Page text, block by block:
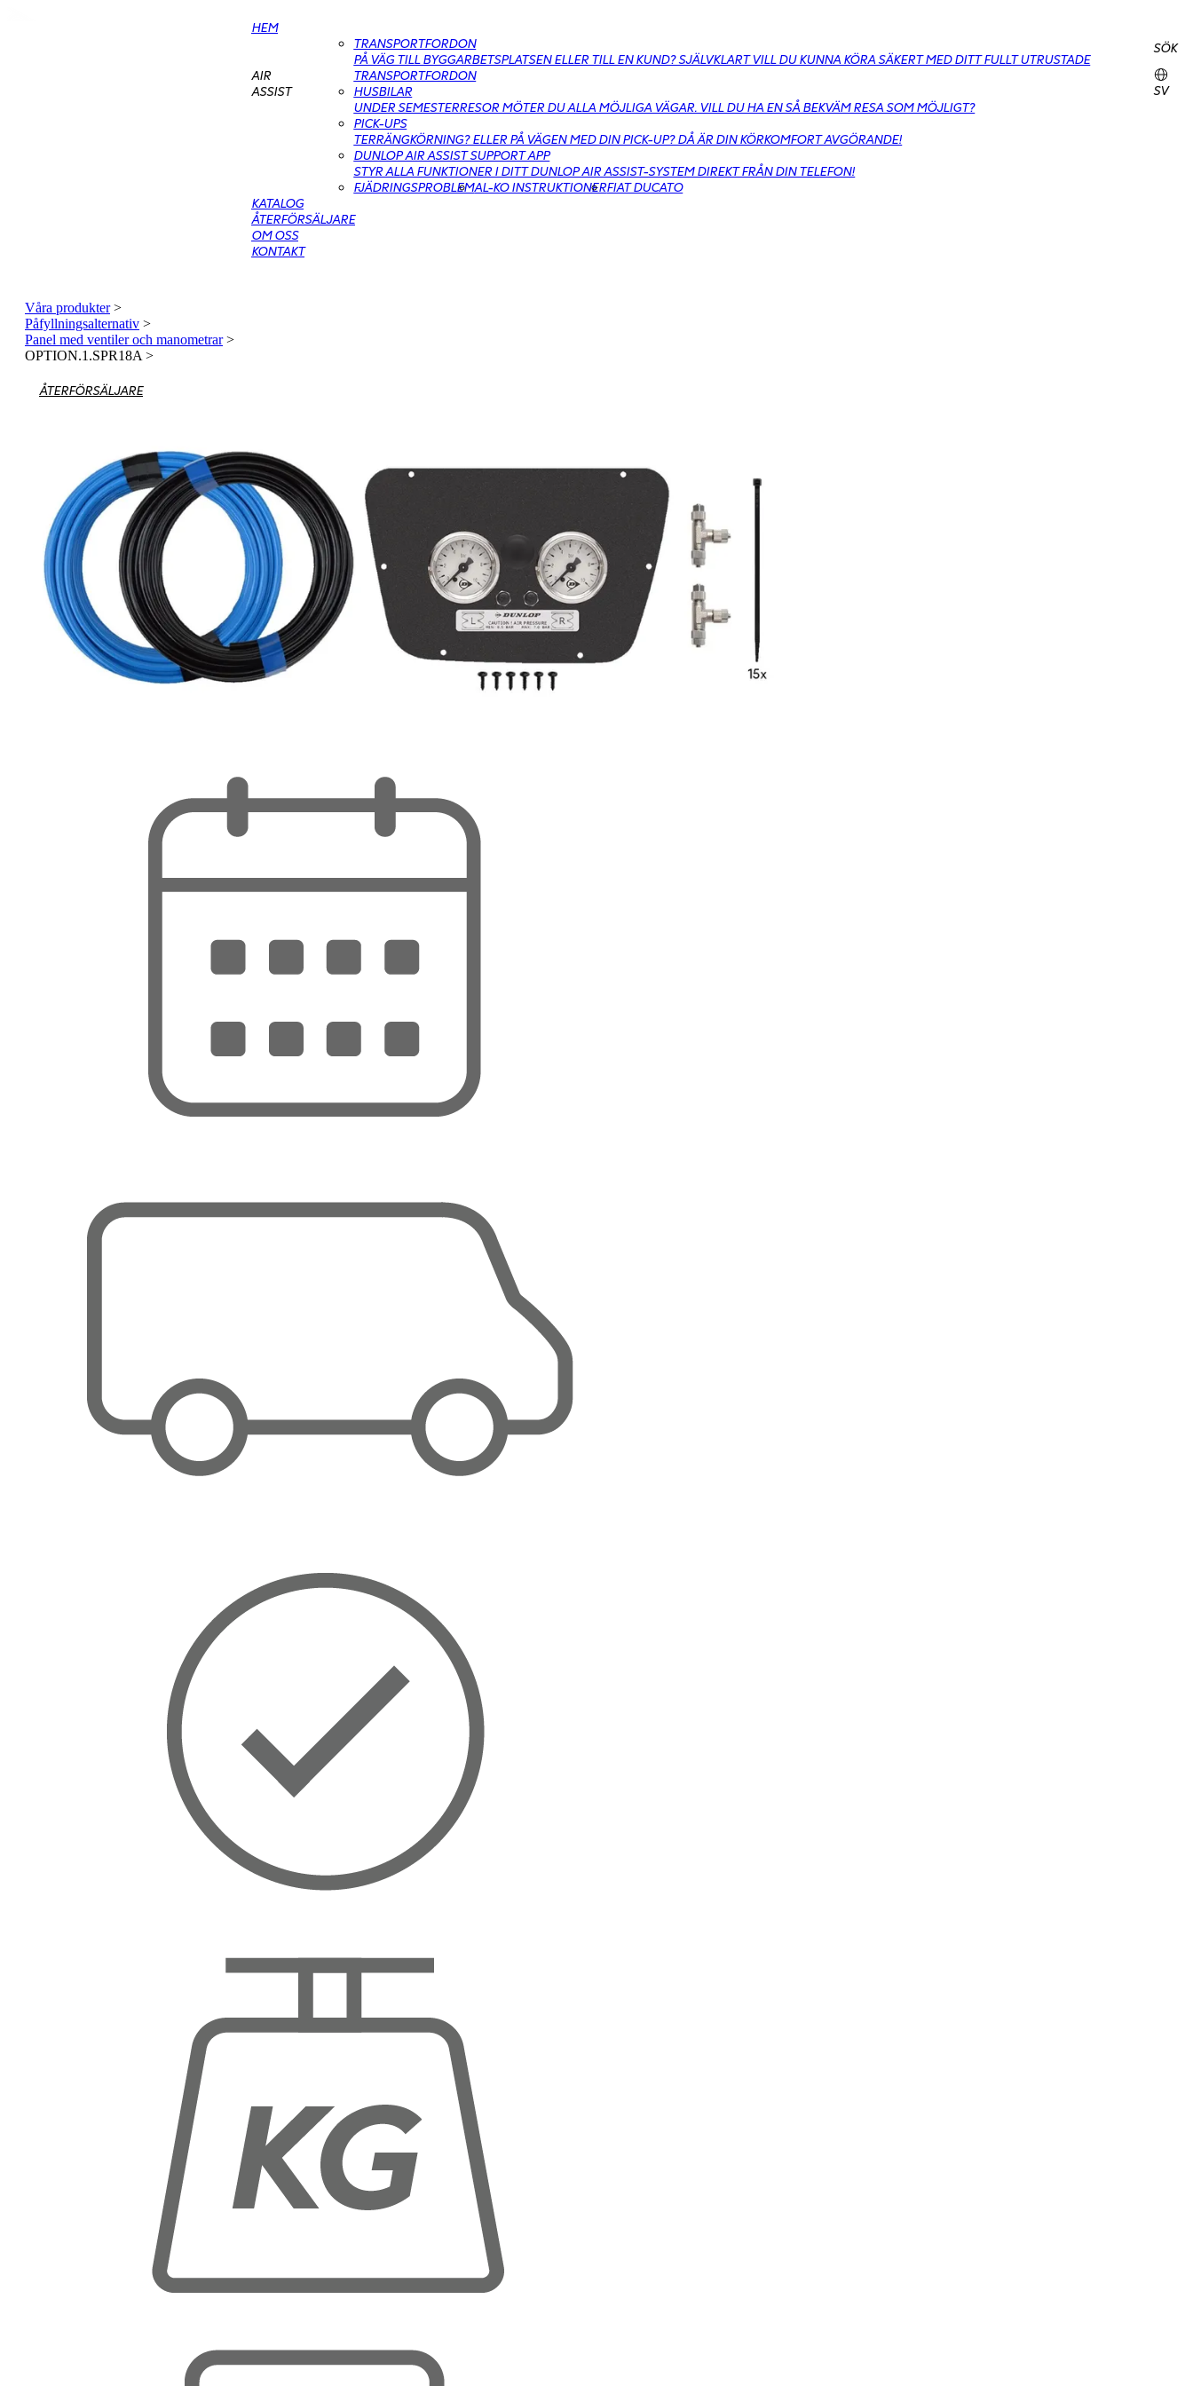
HEM
AIR
ASSIST
TRANSPORTFORDON
PÅ VÄG TILL BYGGARBETSPLATSEN ELLER TILL EN KUND? SJÄLVKLART VILL DU KUNNA KÖRA SÄKERT MED DITT FULLT UTRUSTADE
TRANSPORTFORDON
HUSBILAR
UNDER SEMESTERRESOR MÖTER DU ALLA MÖJLIGA VÄGAR. VILL DU HA EN SÅ BEKVÄM RESA SOM MÖJLIGT?
PICK-UPS
TERRÄNGKÖRNING? ELLER PÅ VÄGEN MED DIN PICK-UP? DÅ ÄR DIN KÖRKOMFORT AVGÖRANDE!
DUNLOP AIR ASSIST SUPPORT APP
STYR ALLA FUNKTIONER I DITT DUNLOP AIR ASSIST-SYSTEM DIREKT FRÅN DIN TELEFON!
FJÄDRINGSPROBLEMAL-KO INSTRUKTIONERFIAT DUCATO
KATALOG
ÅTERFÖRSÄLJARE
OM OSS
KONTAKT
SÖK
SV
Våra produkter>
Påfyllningsalternativ >
Panel med ventiler och manometrar>
OPTION.1.SPR18A >
ÅTERFÖRSÄLJARE